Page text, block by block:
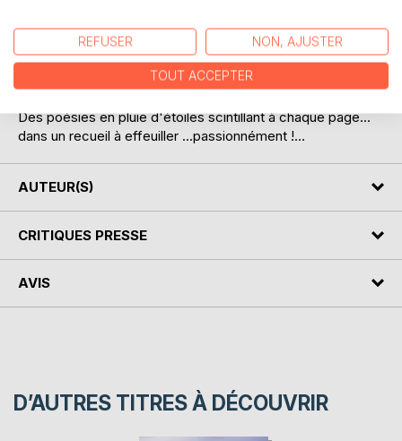
DESCRIPTION
Des poésies en pluie d'étoiles scintillant à chaque page...
dans un recueil à effeuiller ...passionnément !...
AUTEUR(S)
CRITIQUES PRESSE
AVIS
D’AUTRES TITRES À DÉCOUVRIR
REFUSER NON, AJUSTER
TOUT ACCEPTER